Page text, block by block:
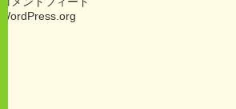
WordPress.org